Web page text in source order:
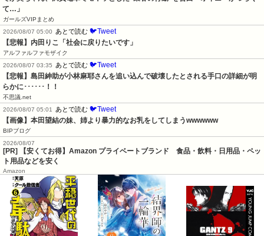
て…」
ガールズVIPまとめ
2026/08/07 05:00
あとで読む 🐦Tweet
【悲報】内田りこ「社会に戻りたいです」
アルファルファモザイク
2026/08/07 03:35
あとで読む 🐦Tweet
【悲報】島田紳助が小林麻耶さんを追い込んで破壊したとされる手口の詳細が明
らかに･･････！！
不思議.net
2026/08/07 05:01
あとで読む 🐦Tweet
【画像】本田望結の妹、姉より暴力的なお乳をしてしまうwwwwww
BIPブログ
2026/08/07
[PR] 【安くてお得】Amazon プライベートブランド 食品・飲料・日用品・ペッ
ト用品などを安く
Amazon